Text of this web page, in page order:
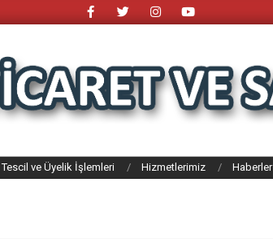
Tescil ve Üyelik İşlemleri Hizmetlerimiz Haberler